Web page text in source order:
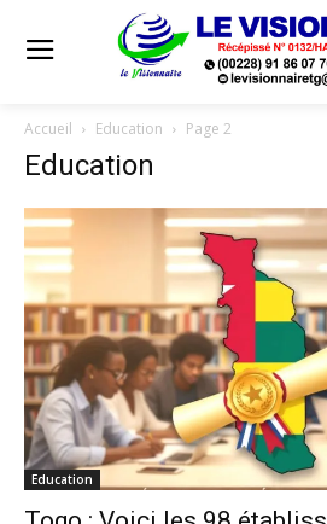
Accueil Education Page 2
Education
Education